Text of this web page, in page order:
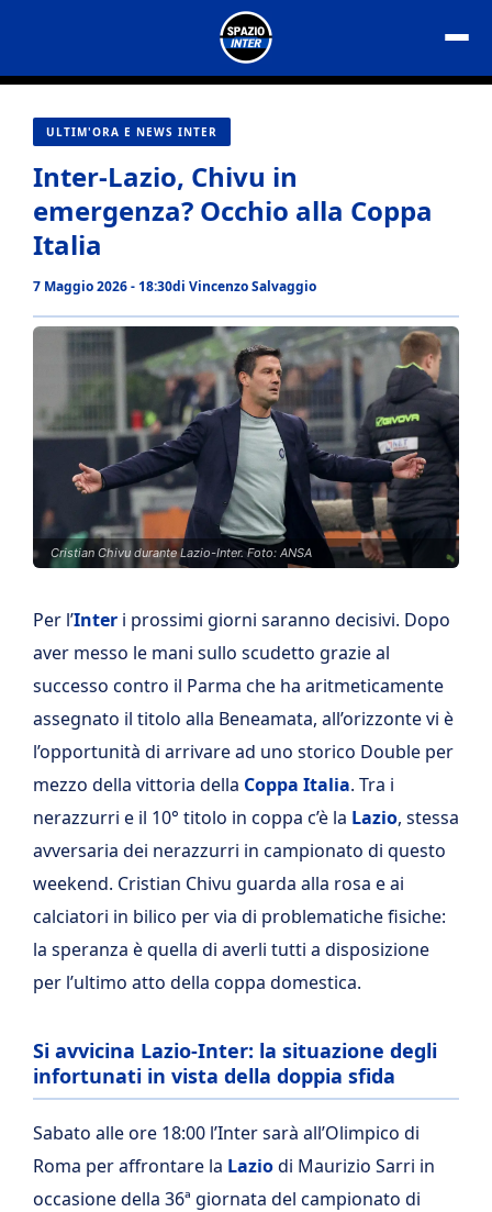
contenuto
ULTIM'ORA E NEWS INTER
Inter-Lazio, Chivu in
emergenza? Occhio alla Coppa
Italia
7 Maggio 2026 - 18:30di Vincenzo Salvaggio
Cristian Chivu durante Lazio-Inter. Foto: ANSA
Per l’Inter i prossimi giorni saranno decisivi. Dopo
aver messo le mani sullo scudetto grazie al
successo contro il Parma che ha aritmeticamente
assegnato il titolo alla Beneamata, all’orizzonte vi è
l’opportunità di arrivare ad uno storico Double per
mezzo della vittoria della Coppa Italia. Tra i
nerazzurri e il 10° titolo in coppa c’è la Lazio, stessa
avversaria dei nerazzurri in campionato di questo
weekend. Cristian Chivu guarda alla rosa e ai
calciatori in bilico per via di problematiche fisiche:
la speranza è quella di averli tutti a disposizione
per l’ultimo atto della coppa domestica.
Si avvicina Lazio-Inter: la situazione degli
infortunati in vista della doppia sfida
Sabato alle ore 18:00 l’Inter sarà all’Olimpico di
Roma per affrontare la Laziodi Maurizio Sarri in
occasione della 36ª giornata del campionato di